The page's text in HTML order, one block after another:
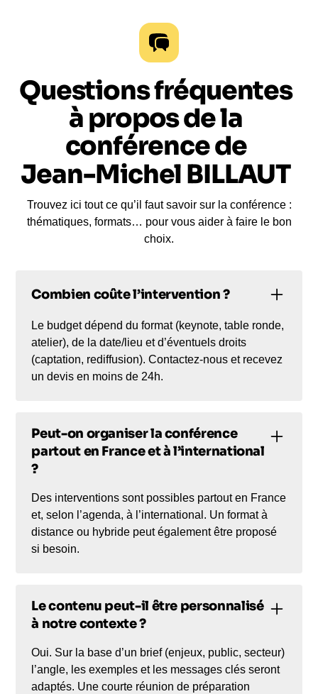
Questions fréquentes
à propos de la
conférence de
Jean-Michel BILLAUT
Trouvez ici tout ce qu’il faut savoir sur la conférence :
thématiques, formats… pour vous aider à faire le bon
choix.
Combien coûte l’intervention ?
Le budget dépend du format (keynote, table ronde,
atelier), de la date/lieu et d’éventuels droits
(captation, rediffusion). Contactez-nous et recevez
un devis en moins de 24h.
Peut-on organiser la conférence
partout en France et à l’international
?
Des interventions sont possibles partout en France
et, selon l’agenda, à l’international. Un format à
distance ou hybride peut également être proposé
si besoin.
Le contenu peut-il être personnalisé
à notre contexte ?
Oui. Sur la base d’un brief (enjeux, public, secteur)
l’angle, les exemples et les messages clés seront
adaptés. Une courte réunion de préparation